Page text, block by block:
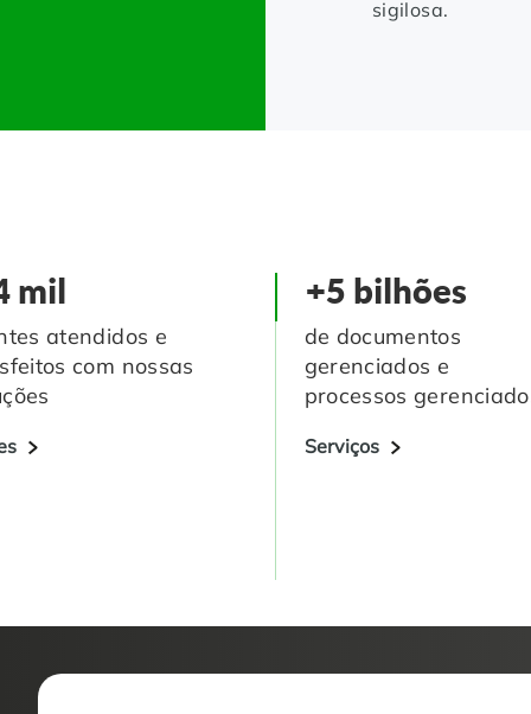
sigilosa.
mil
atendidos e
com nossas
+5 bilhões
de documentos
gerenciados e
processos
Serviços